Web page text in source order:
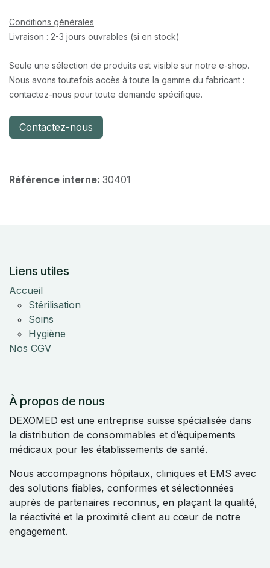
Conditions générales
Livraison : 2-3 jours ouvrables (si en stock)
Seule une sélection de produits est visible sur notre e-shop.
Nous avons toutefois accès à toute la gamme du fabricant :
contactez-nous pour toute demande spécifique.
Contactez-nous
Référence interne: 30401
Liens utiles
Accueil
Stérilisation
Soins
Hygiène
Nos CGV
À propos de nous
DEXOMED est une entreprise suisse spécialisée dans
la distribution de consommables et d’équipements
médicaux pour les établissements de santé.
Nous accompagnons hôpitaux, cliniques et EMS avec
des solutions fiables, conformes et sélectionnées
auprès de partenaires reconnus, en plaçant la qualité,
la réactivité et la proximité client au cœur de notre
engagement.